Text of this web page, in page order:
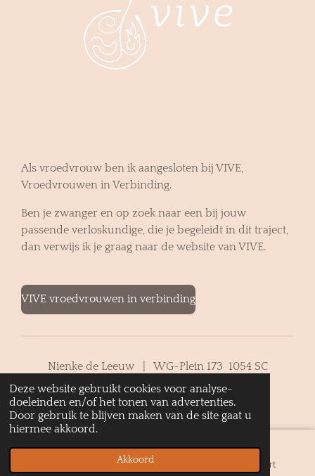
Deze website gebruikt cookies voor analyse-
doeleinden en/of het tonen van advertenties.
Door gebruik te blijven maken van de site gaat u
hiermee akkoord.
Akkoord
Als vroedvrouw ben ik aangesloten bij VIVE,
Vroedvrouwen in Verbinding.
Ben je zwanger en op zoek naar een bij jouw
passende verloskundige, die je begeleidt in dit traject,
dan verwijs ik je graag naar de website van VIVE.
VIVE vroedvrouwen in verbinding
Nienke de Leeuw | WG-Plein 173 1054 SC
Amsterdam | 06 42 38 76 77 |
info@lotuslichtwerk.nl
Telefoonnummer Kaart